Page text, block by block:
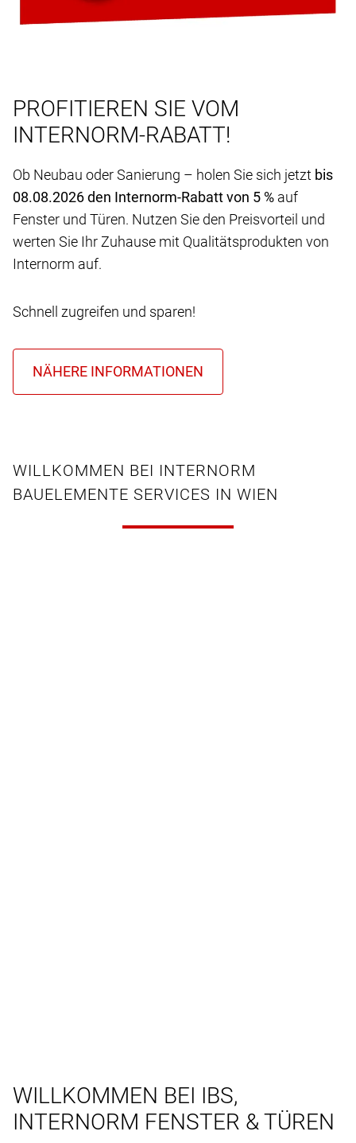
PROFITIEREN SIE VOM
INTERNORM-RABATT!
Ob Neubau oder Sanierung – holen Sie sich jetzt bis
08.08.2026 den Internorm-Rabatt von 5 % auf
Fenster und Türen. Nutzen Sie den Preisvorteil und
werten Sie Ihr Zuhause mit Qualitätsprodukten von
Internorm auf.
Schnell zugreifen und sparen!
WILLKOMMEN BEI INTERNORM
BAUELEMENTE SERVICES IN WIEN
WILLKOMMEN BEI IBS,
INTERNORM FENSTER & TÜREN